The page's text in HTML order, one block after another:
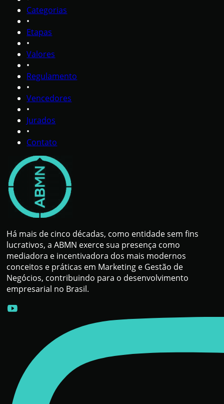
Categorias
•
Etapas
•
Valores
•
Regulamento
•
Vencedores
•
Jurados
•
Contato
Há mais de cinco décadas, como entidade sem fins
lucrativos, a ABMN exerce sua presença como
mediadora e incentivadora dos mais modernos
conceitos e práticas em Marketing e Gestão de
Negócios, contribuindo para o desenvolvimento
empresarial no Brasil.